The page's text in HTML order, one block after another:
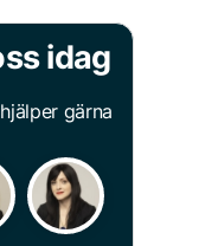
idag
gärna